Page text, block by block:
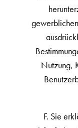
Nutzung,
F. Sie